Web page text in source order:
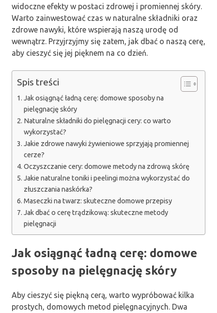
widoczne efekty w postaci zdrowej i promiennej skóry.
Warto zainwestować czas w naturalne składniki oraz
zdrowe nawyki, które wspierają naszą urodę od
wewnątrz. Przyjrzyjmy się zatem, jak dbać o naszą cerę,
aby cieszyć się jej pięknem na co dzień.
Spis treści
Jak osiągnąć ładną cerę: domowe sposoby na
pielęgnację skóry
Naturalne składniki do pielęgnacji cery: co warto
wykorzystać?
Jakie zdrowe nawyki żywieniowe sprzyjają promiennej
cerze?
Oczyszczanie cery: domowe metody na zdrową skórę
Jakie naturalne toniki i peelingi można wykorzystać do
złuszczania naskórka?
Maseczki na twarz: skuteczne domowe przepisy
Jak dbać o cerę trądzikową: skuteczne metody
pielęgnacji
Jak osiągnąć ładną cerę: domowe
sposoby na pielęgnację skóry
Aby cieszyć się piękną cerą, warto wypróbować kilka
prostych, domowych metod pielęgnacyjnych. Dwa